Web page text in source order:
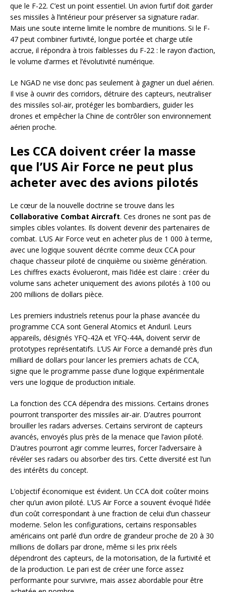
que le F-22. C’est un point essentiel. Un avion furtif doit garder
ses missiles à l’intérieur pour préserver sa signature radar.
Mais une soute interne limite le nombre de munitions. Si le F-
47 peut combiner furtivité, longue portée et charge utile
accrue, il répondra à trois faiblesses du F-22 : le rayon d’action,
le volume d’armes et l’évolutivité numérique.
Le NGAD ne vise donc pas seulement à gagner un duel aérien.
Il vise à ouvrir des corridors, détruire des capteurs, neutraliser
des missiles sol-air, protéger les bombardiers, guider les
drones et empêcher la Chine de contrôler son environnement
aérien proche.
Les CCA doivent créer la masse
que l’US Air Force ne peut plus
acheter avec des avions pilotés
Le cœur de la nouvelle doctrine se trouve dans les
Collaborative Combat Aircraft. Ces drones ne sont pas de
simples cibles volantes. Ils doivent devenir des partenaires de
combat. L’US Air Force veut en acheter plus de 1 000 à terme,
avec une logique souvent décrite comme deux CCA pour
chaque chasseur piloté de cinquième ou sixième génération.
Les chiffres exacts évolueront, mais l’idée est claire : créer du
volume sans acheter uniquement des avions pilotés à 100 ou
200 millions de dollars pièce.
Les premiers industriels retenus pour la phase avancée du
programme CCA sont General Atomics et Anduril. Leurs
appareils, désignés YFQ-42A et YFQ-44A, doivent servir de
prototypes représentatifs. L’US Air Force a demandé près d’un
milliard de dollars pour lancer les premiers achats de CCA,
signe que le programme passe d’une logique expérimentale
vers une logique de production initiale.
La fonction des CCA dépendra des missions. Certains drones
pourront transporter des missiles air-air. D’autres pourront
brouiller les radars adverses. Certains serviront de capteurs
avancés, envoyés plus près de la menace que l’avion piloté.
D’autres pourront agir comme leurres, forcer l’adversaire à
révéler ses radars ou absorber des tirs. Cette diversité est l’un
des intérêts du concept.
L’objectif économique est évident. Un CCA doit coûter moins
cher qu’un avion piloté. L’US Air Force a souvent évoqué l’idée
d’un coût correspondant à une fraction de celui d’un chasseur
moderne. Selon les configurations, certains responsables
américains ont parlé d’un ordre de grandeur proche de 20 à 30
millions de dollars par drone, même si les prix réels
dépendront des capteurs, de la motorisation, de la furtivité et
de la production. Le pari est de créer une force assez
performante pour survivre, mais assez abordable pour être